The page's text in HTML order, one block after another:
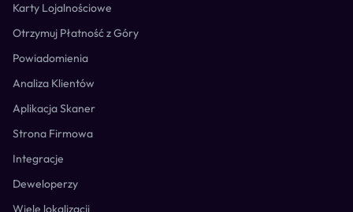
Karty Lojalnościowe
Otrzymuj Płatność z Góry
Powiadomienia
Analiza Klientów
Aplikacja Skaner
Strona Firmowa
Integracje
Deweloperzy
Wiele lokalizacji